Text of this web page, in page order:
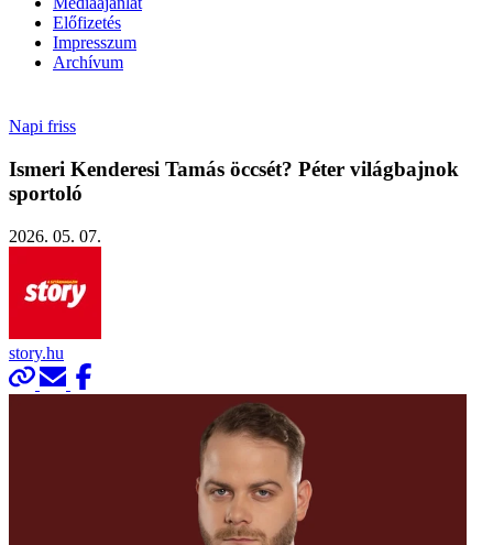
Előfizetés
Impresszum
Archívum
Napi friss
Ismeri Kenderesi Tamás öccsét? Péter világbajnok
sportoló
2026. 05. 07.
story.hu